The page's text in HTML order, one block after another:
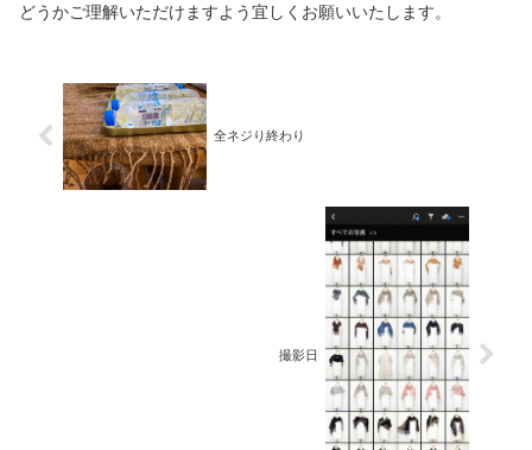
どうかご理解いただけますよう宜しくお願いいたします。
全ネジり終わり
撮影日